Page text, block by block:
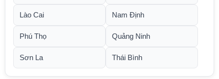
Lào Cai Nam Định
Phú Thọ Quảng Ninh
Sơn La Thái Bình